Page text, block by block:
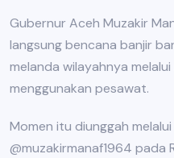
Gubernur Aceh Muzakir
langsung bencana banjir
melanda wilayahnya
menggunakan pesawat.
Momen itu diunggah
@muzakirmanaf1964 pada